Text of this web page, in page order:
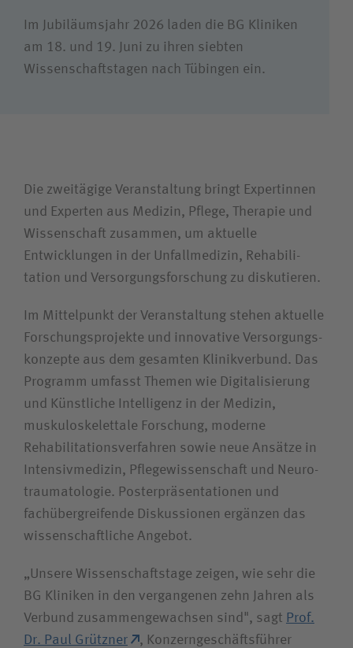
Ich bin
Patientin / Patient
Zuweiserin / Zuweiser
Bewerberin / Bewerber
Journalistin / Journalist
Im Jubiläumsjahr 2026 laden die BG Kliniken
am 18. und 19. Juni zu ihren siebten
Wissenschafts­tagen nach Tübingen ein.
Die zweitägige Veranstaltung bringt Expertinnen
und Experten aus Medizin, Pflege, Therapie und
Wissenschaft zusammen, um aktuelle
Entwicklungen in der Unfall­medizin, Rehabili­
tation und Versorgungs­forschung zu diskutieren.
Im Mittelpunkt der Veranstaltung stehen aktuelle
Forschungs­projekte und innovative Versorgungs­
konzepte aus dem gesamten Klinikverbund. Das
Programm umfasst Themen wie Digitalisierung
und Künstliche Intelligenz in der Medizin,
muskulo­skelettale Forschung, moderne
Rehabilitations­verfahren sowie neue Ansätze in
Intensiv­medizin, Pflege­wissenschaft und Neuro­
traumatologie. Poster­präsentationen und
fachüber­greifende Diskussionen ergänzen das
wissen­schaftliche Angebot.
„Unsere Wissenschaftstage zeigen, wie sehr die
BG Kliniken in den vergangenen zehn Jahren als
Verbund zusammen­gewachsen sind", sagt Prof.
Dr. Paul Grützner
, Konzern­geschäftsführer